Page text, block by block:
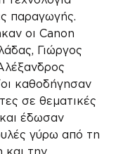
παραγωγής.
οι Canon
Γιώργος
καθοδήγησαν
σε θεματικές
έδωσαν
γύρω από τη
και την